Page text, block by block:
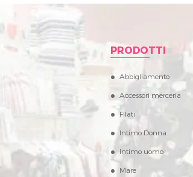
PRODOTTI
Abbigliamento
Accessori merceria
Filati
Intimo Donna
Intimo uomo
Mare